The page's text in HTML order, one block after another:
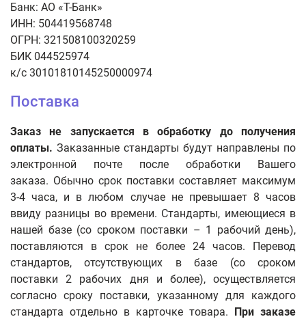
Банк: АО «Т-Банк»
ИНН: 504419568748
ОГРН: 321508100320259
БИК 044525974
к/с 30101810145250000974
Поставка
Заказ не запускается в обработку до получения
оплаты. Заказанные стандарты будут направлены по
электронной почте после обработки Вашего
заказа. Обычно срок поставки составляет максимум
3-4 часа, и в любом случае не превышает 8 часов
ввиду разницы во времени. Стандарты, имеющиеся в
нашей базе (со сроком поставки – 1 рабочий день),
поставляются в срок не более 24 часов. Перевод
стандартов, отсутствующих в базе (со сроком
поставки 2 рабочих дня и более), осуществляется
согласно сроку поставки, указанному для каждого
стандарта отдельно в карточке товара. При заказе